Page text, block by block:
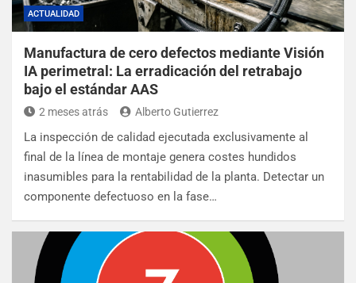
ACTUALIDAD
Manufactura de cero defectos mediante Visión
IA perimetral: La erradicación del retrabajo
bajo el estándar AAS
2 meses atrás Alberto Gutierrez
La inspección de calidad ejecutada exclusivamente al
final de la línea de montaje genera costes hundidos
inasumibles para la rentabilidad de la planta. Detectar un
componente defectuoso en la fase…